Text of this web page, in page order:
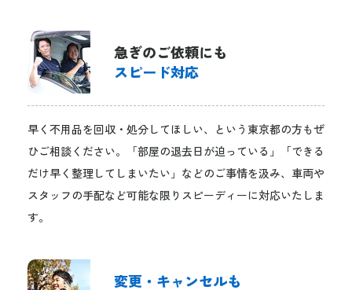
急ぎのご依頼にも
スピード対応
早く不用品を回収・処分してほしい、という東京都の方もぜ
ひご相談ください。「部屋の退去日が迫っている」「できる
だけ早く整理してしまいたい」などのご事情を汲み、車両や
スタッフの手配など可能な限りスピーディーに対応いたしま
す。
変更・キャンセルも